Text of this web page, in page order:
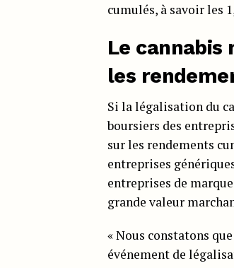
cumulés, à savoir les
Le cannabis
les
Si la légalisation du
boursiers des
sur les rendements
entreprises
entreprises de
grande valeur
« Nous constatons
événement de